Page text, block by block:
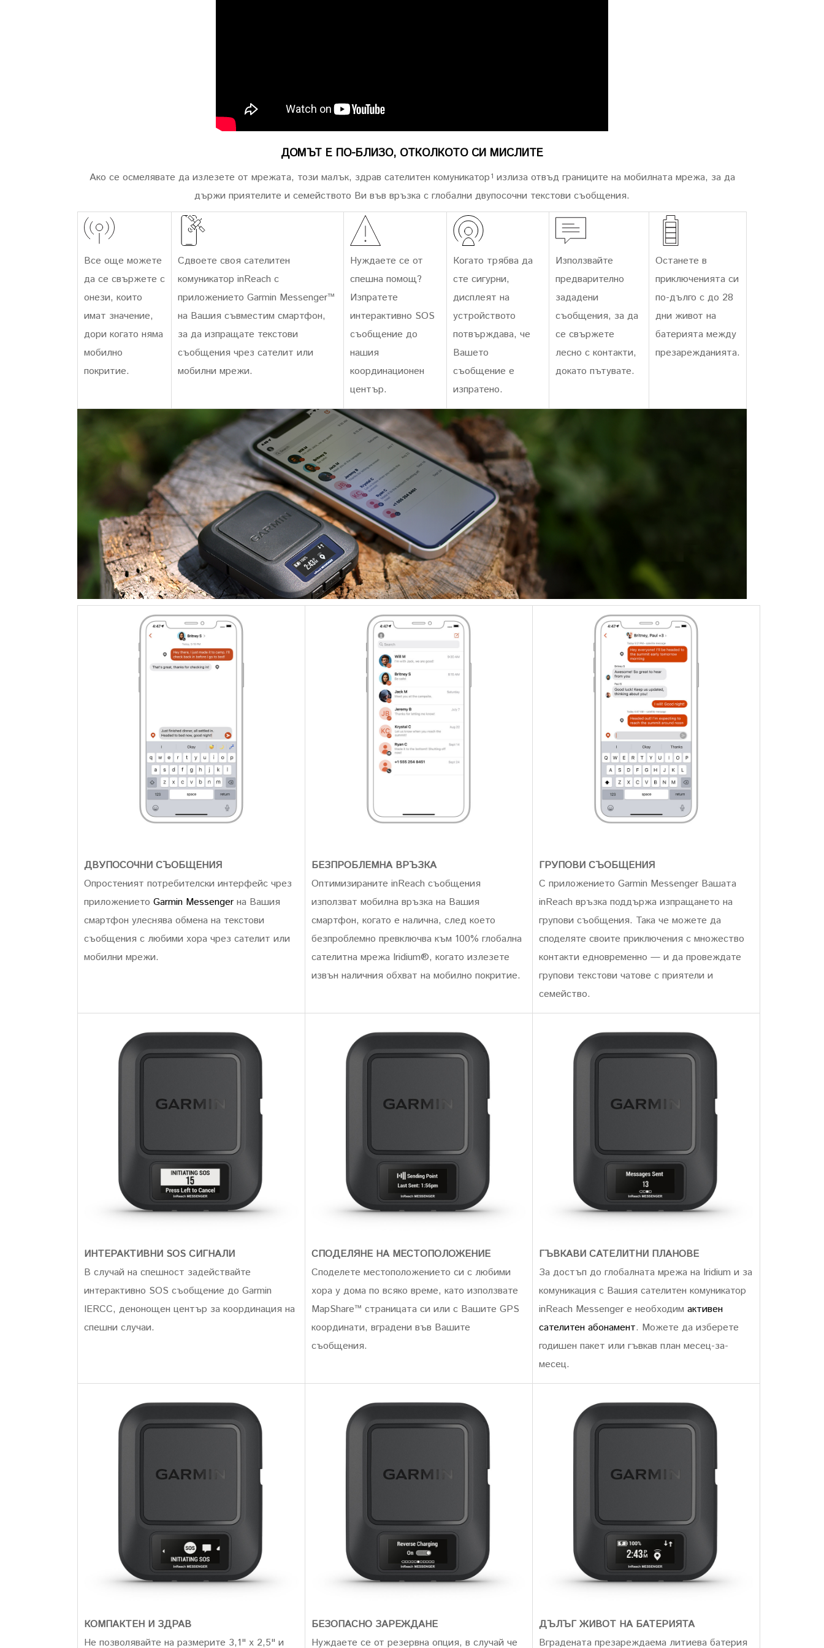
ДОМЪТ Е ПО-БЛИЗО, ОТКОЛКОТО СИ МИСЛИТЕ
Ако се осмелявате да излезете от мрежата, този малък, здрав сателитен комуникатор1 излиза отвъд границите на мобилната мрежа, за да
държи приятелите и семейството Ви във връзка с глобални двупосочни текстови съобщения.
Все още можете
да се свържете с
онези, които
имат значение,
дори когато няма
мобилно
покритие.
Сдвоете своя сателитен
комуникатор inReach с
приложението Garmin Messenger™
на Вашия съвместим смартфон,
за да изпращате текстови
съобщения чрез сателит или
мобилни мрежи.
Нуждаете се от
спешна помощ?
Изпратете
интерактивно SOS
съобщение до
нашия
координационен
център.
Когато трябва да
сте сигурни,
дисплеят на
устройството
потвърждава, че
Вашето
съобщение е
изпратено.
Използвайте
предварително
зададени
съобщения, за да
се свържете
лесно с контакти,
докато пътувате.
Останете в
приключенията си
по-дълго с до 28
дни живот на
батерията между
презарежданията.
ДВУПОСОЧНИ СЪОБЩЕНИЯ
Опростеният потребителски интерфейс чрез
приложението Garmin Messenger на Вашия
смартфон улеснява обмена на текстови
съобщения с любими хора чрез сателит или
мобилни мрежи.
БЕЗПРОБЛЕМНА ВРЪЗКА
Оптимизираните inReach съобщения
използват мобилна връзка на Вашия
смартфон, когато е налична, след което
безпроблемно превключва към 100% глобална
сателитна мрежа Iridium®, когато излезете
извън наличния обхват на мобилно покритие.
ГРУПОВИ СЪОБЩЕНИЯ
С приложението Garmin Messenger Вашата
inReach връзка поддържа изпращането на
групови съобщения. Така че можете да
споделяте своите приключения с множество
контакти едновременно — и да провеждате
групови текстови чатове с приятели и
семейство.
ИНТЕРАКТИВНИ SOS СИГНАЛИ
В случай на спешност задействайте
интерактивно SOS съобщение до Garmin
IERCC, денонощен център за координация на
спешни случаи.
СПОДЕЛЯНЕ НА МЕСТОПОЛОЖЕНИЕ
Споделете местоположението си с любими
хора у дома по всяко време, като използвате
MapShare™ страницата си или с Вашите GPS
координати, вградени във Вашите
съобщения.
ГЪВКАВИ САТЕЛИТНИ ПЛАНОВЕ
За достъп до глобалната мрежа на Iridium и за
комуникация с Вашия сателитен комуникатор
inReach Messenger е необходим активен
сателитен абонамент. Можете да изберете
годишен пакет или гъвкав план месец-за-
месец.
КОМПАКТЕН И ЗДРАВ
Не позволявайте на размерите 3,1" x 2,5" и
БЕЗОПАСНО ЗАРЕЖДАНЕ
Нуждаете се от резервна опция, в случай че
ДЪЛЪГ ЖИВОТ НА БАТЕРИЯТА
Вградената презареждаема литиева батерия